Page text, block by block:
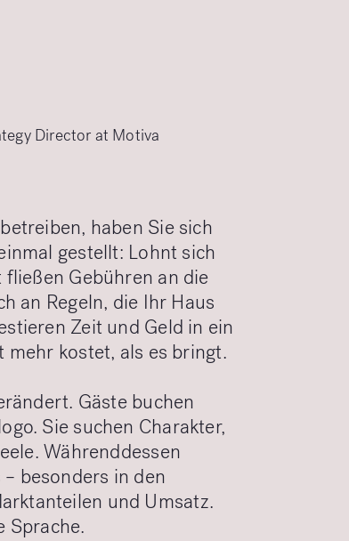
Director at Motiva
haben Sie sich
gestellt: Lohnt sich
Gebühren an die
an Regeln, die Ihr Haus
Zeit und Geld in ein
mehr kostet, als es bringt.
Gäste buchen
Sie suchen Charakter,
Währenddessen
besonders in den
und Umsatz.
Sprache.